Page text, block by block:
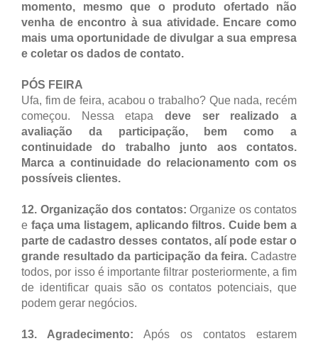
momento, mesmo que o produto ofertado não
venha de encontro à sua atividade. Encare como
mais uma oportunidade de divulgar a sua empresa
e coletar os dados de contato.
PÓS FEIRA
Ufa, fim de feira, acabou o trabalho? Que nada, recém
começou. Nessa etapa deve ser realizado a
avaliação da participação, bem como a
continuidade do trabalho junto aos contatos.
Marca a continuidade do relacionamento com os
possíveis clientes.
12. Organização dos contatos: Organize os contatos
e faça uma listagem, aplicando filtros. Cuide bem a
parte de cadastro desses contatos, alí pode estar o
grande resultado da participação da feira. Cadastre
todos, por isso é importante filtrar posteriormente, a fim
de identificar quais são os contatos potenciais, que
podem gerar negócios.
13. Agradecimento: Após os contatos estarem